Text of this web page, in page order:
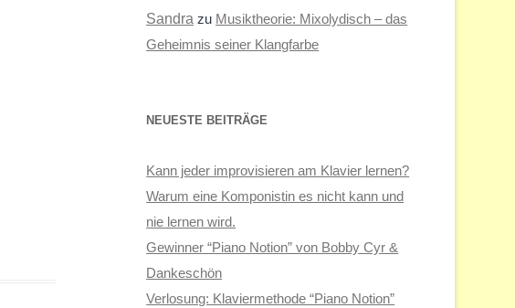
Sandra zu Musiktheorie: Mixolydisch – das
Geheimnis seiner Klangfarbe
NEUESTE BEITRÄGE
Kann jeder improvisieren am Klavier lernen?
Warum eine Komponistin es nicht kann und
nie lernen wird.
Gewinner “Piano Notion” von Bobby Cyr &
Dankeschön
Verlosung: Klaviermethode “Piano Notion”